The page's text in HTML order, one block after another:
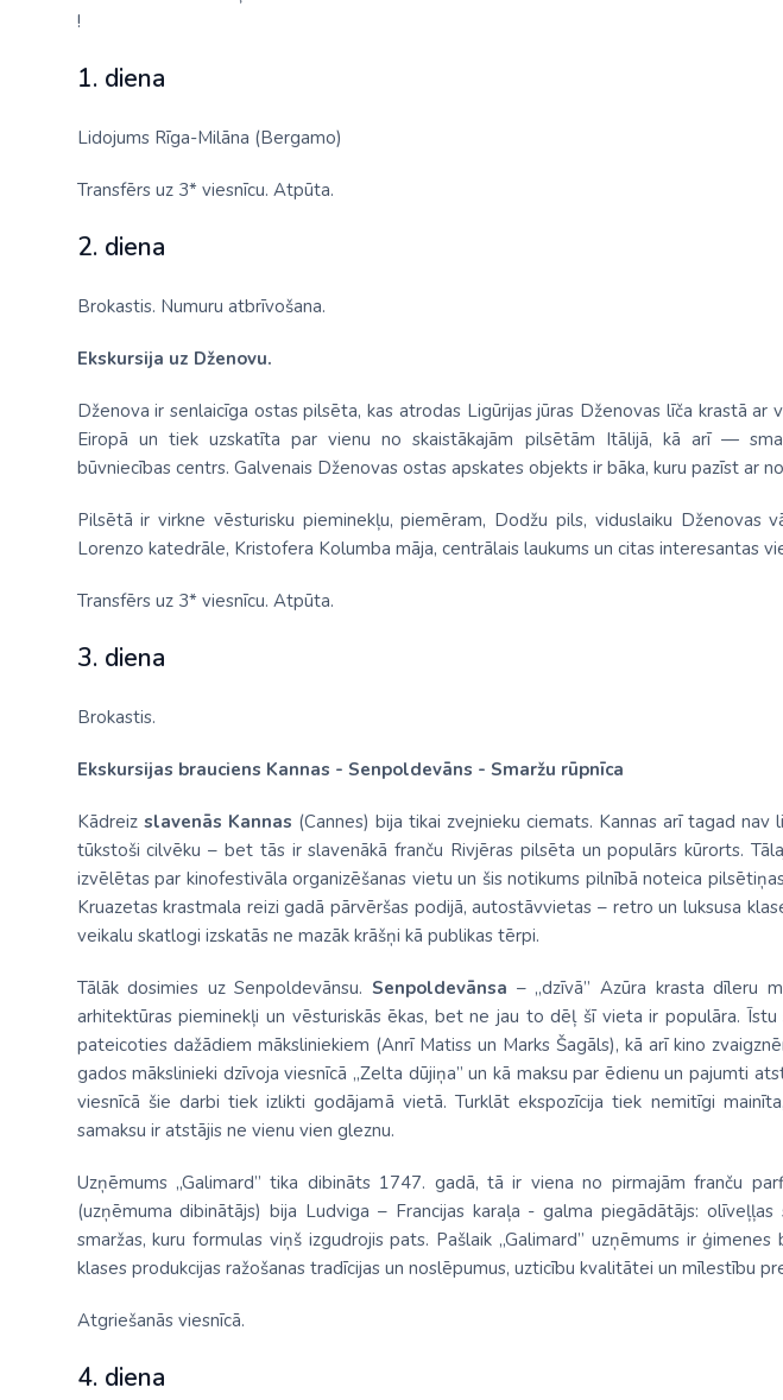
!
1. diena
Lidojums Rīga-Milāna (Bergamo)
Transfērs uz 3* viesnīcu. Atpūta.
2. diena
Brokastis. Numuru atbrīvošana.
Ekskursija uz Dženovu.
Dženova ir senlaicīga ostas pilsēta, kas atrodas Ligūrijas jūras Dženovas līča krastā ar
Eiropā un tiek uzskatīta par vienu no skaistākajām pilsētām Itālijā, kā arī —
būvniecības centrs. Galvenais Dženovas ostas apskates objekts ir bāka, kuru pazīst ar
Pilsētā ir virkne vēsturisku pieminekļu, piemēram, Dodžu pils, viduslaiku Dženovas
Lorenzo katedrāle, Kristofera Kolumba māja, centrālais laukums un citas interesantas
Transfērs uz 3* viesnīcu. Atpūta.
3. diena
Brokastis.
Ekskursijas brauciens Kannas - Senpoldevāns - Smaržu rūpnīca
Kādreiz slavenās Kannas (Cannes) bija tikai zvejnieku ciemats. Kannas arī tagad
tūkstoši cilvēku – bet tās ir slavenākā franču Rivjēras pilsēta un populārs kūrorts.
izvēlētas par kinofestivāla organizēšanas vietu un šis notikums pilnībā noteica
Kruazetas krastmala reizi gadā pārvēršas podijā, autostāvvietas – retro un luksusa
veikalu skatlogi izskatās ne mazāk krāšņi kā publikas tērpi.
Tālāk dosimies uz Senpoldevānsu. Senpoldevānsa – „dzīvā” Azūra krasta dīleru
arhitektūras pieminekļi un vēsturiskās ēkas, bet ne jau to dēļ šī vieta ir populāra.
pateicoties dažādiem māksliniekiem (Anrī Matiss un Marks Šagāls), kā arī kino
gados mākslinieki dzīvoja viesnīcā „Zelta dūjiņa” un kā maksu par ēdienu un pajumti
viesnīcā šie darbi tiek izlikti godājamā vietā. Turklāt ekspozīcija tiek nemitīgi
samaksu ir atstājis ne vienu vien gleznu.
Uzņēmums „Galimard” tika dibināts 1747. gadā, tā ir viena no pirmajām franču
(uzņēmuma dibinātājs) bija Ludviga – Francijas karaļa - galma piegādātājs: olīveļļas
smaržas, kuru formulas viņš izgudrojis pats. Pašlaik „Galimard” uzņēmums ir ģimenes
klases produkcijas ražošanas tradīcijas un noslēpumus, uzticību kvalitātei un mīlestību
Atgriešanās viesnīcā.
4. diena